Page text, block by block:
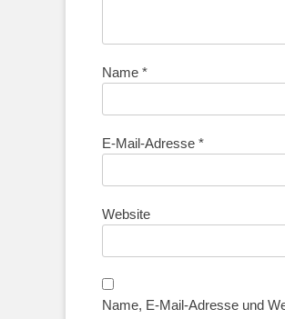
Name *
E-Mail-Adresse *
Website
Name, E-Mail-Adresse und